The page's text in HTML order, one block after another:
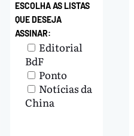
ESCOLHA AS LISTAS
QUE DESEJA
ASSINAR:
Editorial
BdF
Ponto
Notícias da
China